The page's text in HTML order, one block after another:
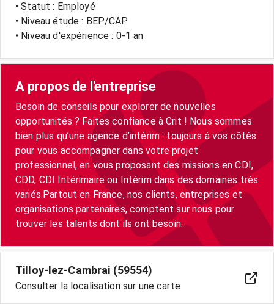
• Statut : Employé
• Niveau étude : BEP/CAP
• Niveau d'expérience : 0-1 an
A propos de l'entreprise
Besoin de conseils pour explorer de nouvelles
opportunités ? Faites confiance à Crit ! Nous sommes
bien plus qu’une agence d’intérim : toujours à vos côtés
pour vous accompagner dans votre projet
professionnel, en vous proposant des missions en CDI,
CDD, CDI Intérimaire ou Intérim dans des domaines très
variés.Partout en France, nos clients, entreprises et
organisations partenaires, comptent sur nous pour
trouver les talents dont ils ont besoin.
Tilloy-lez-Cambrai (59554)
Consulter la localisation sur une carte